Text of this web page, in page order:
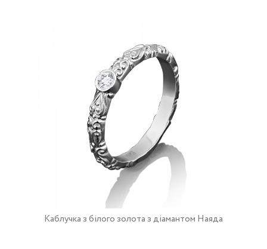
Каблучка з білого золота з діамантом Наяда